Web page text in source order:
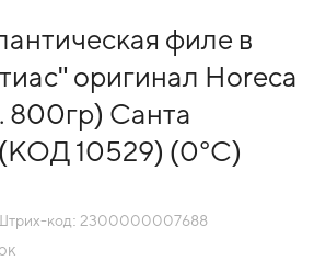
филе в
оригинал Horeca
800гр) Санта
10529) (0°С)
код: 2300000007688